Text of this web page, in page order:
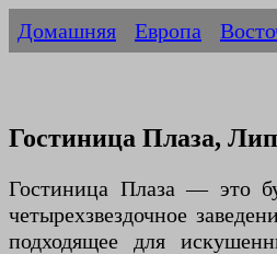
Домашняя Европа
Гостиница Плаза,
Гостиница Плаза — это
четырехзвездочное
подходящее для